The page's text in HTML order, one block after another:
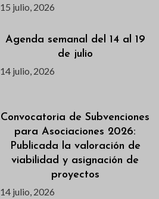
15 julio, 2026
Agenda semanal del 14 al 19
de julio
14 julio, 2026
Convocatoria de Subvenciones
para Asociaciones 2026:
Publicada la valoración de
viabilidad y asignación de
proyectos
14 julio, 2026